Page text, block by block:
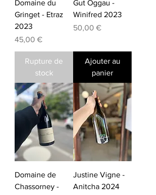
Domaine du
Gringet - Etraz
2023
Prix
45,00 €
Rupture de
stock
Gut Oggau -
Winifred 2023
Prix
50,00 €
Ajouter au
panier
Domaine de
Chassorney -
Justine Vigne -
Anitcha 2024